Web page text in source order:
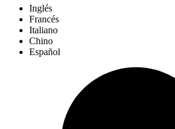
Inglés
Francés
Italiano
Chino
Español